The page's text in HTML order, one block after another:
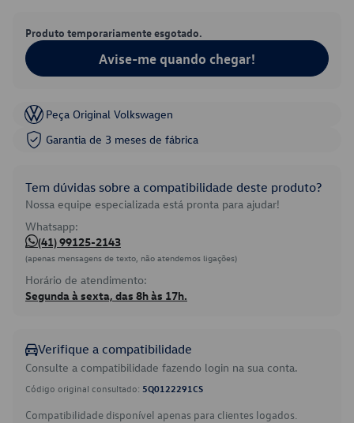
Produto temporariamente esgotado.
Avise-me quando chegar!
Peça Original Volkswagen
Garantia de 3 meses de fábrica
Tem dúvidas sobre a compatibilidade deste produto?
Nossa equipe especializada está pronta para ajudar!
Whatsapp:
(41) 99125-2143
(apenas mensagens de texto, não atendemos ligações)
Horário de atendimento:
Segunda à sexta, das 8h às 17h.
Verifique a compatibilidade
Consulte a compatibilidade fazendo login na sua conta.
Código original consultado: 5Q0122291CS
Compatibilidade disponível apenas para clientes logados.